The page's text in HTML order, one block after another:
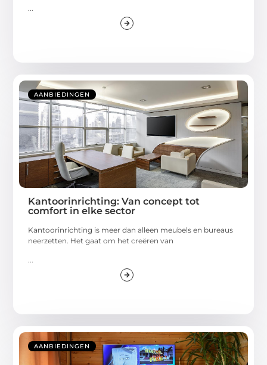
AANBIEDINGEN
Kantoorinrichting: Van concept tot
comfort in elke sector
Kantoorinrichting is meer dan alleen meubels en bureaus
neerzetten. Het gaat om het creëren van
...
AANBIEDINGEN